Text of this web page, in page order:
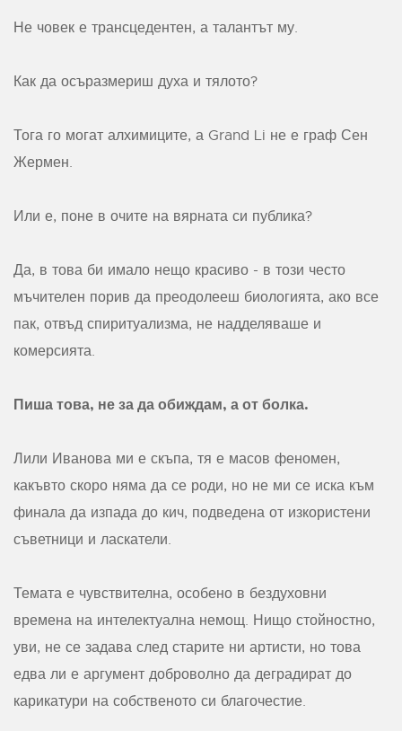
Не човек е трансцедентен, а талантът му.
Как да осъразмериш духа и тялото?
Тога го могат алхимиците, а Grand Li не е граф Сен
Жермен.
Или е, поне в очите на вярната си публика?
Да, в това би имало нещо красиво - в този често
мъчителен порив да преодолееш биологията, ако все
пак, отвъд спиритуализма, не надделяваше и
комерсията.
Пиша това, не за да обиждам, а от болка.
Лили Иванова ми е скъпа, тя е масов феномен,
какъвто скоро няма да се роди, но не ми се иска към
финала да изпада до кич, подведена от изкористени
съветници и ласкатели.
Темата е чувствителна, особено в бездуховни
времена на интелектуална немощ. Нищо стойностно,
уви, не се задава след старите ни артисти, но това
едва ли е аргумент доброволно да деградират до
карикатури на собственото си благочестие.